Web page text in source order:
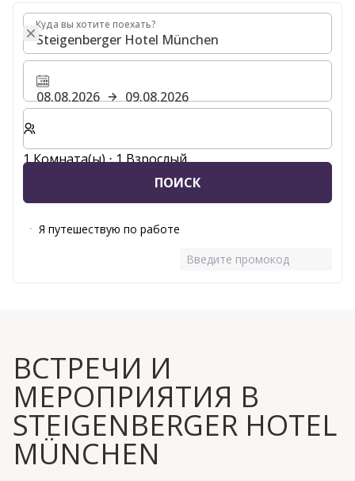
Куда вы хотите поехать?
Куда вы хотите поехать?
08.08.2026
09.08.2026
Выберите количество комнат и гостей для вашего
1 Комната(ы) ⋅ 1 Взрослый
ПОИСК
Я путешествую по работе
Введите промокод
ВСТРЕЧИ И
МЕРОПРИЯТИЯ В
STEIGENBERGER HOTEL
MÜNCHEN